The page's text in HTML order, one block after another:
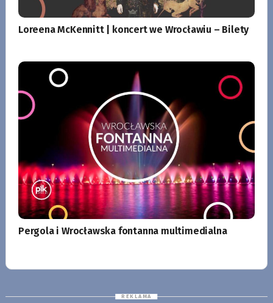
Loreena McKennitt | koncert we Wrocławiu – Bilety
Pergola i Wrocławska fontanna multimedialna